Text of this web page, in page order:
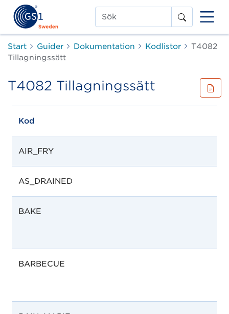
Sök
Start Guider Dokumentation Kodlistor
T4082
Tillagningssätt
T4082 Tillagningssätt
Kod
AIR_FRY
AS_DRAINED
BAKE
BARBECUE